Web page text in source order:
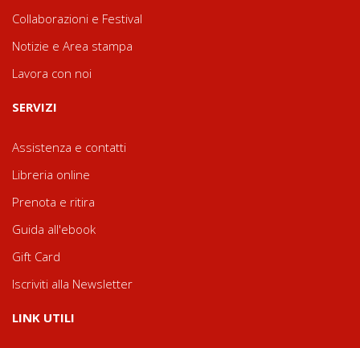
Collaborazioni e Festival
Notizie e Area stampa
Lavora con noi
SERVIZI
Assistenza e contatti
Libreria online
Prenota e ritira
Guida all'ebook
Gift Card
Iscriviti alla Newsletter
LINK UTILI